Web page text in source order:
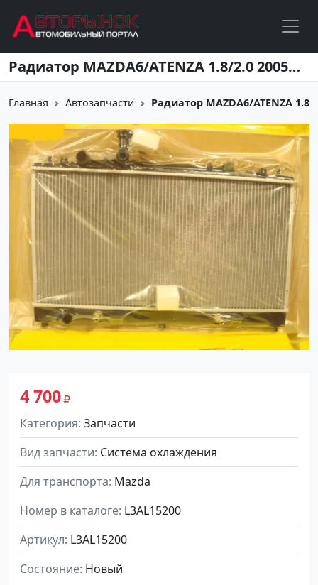
Перейти к основному содержанию Радиатор MAZDA6/ATENZA 1.8/2.0 2005-12 Краснодар
Главная Автозапчасти Радиатор MAZDA6/ATENZA
4 700
Категория Запчасти
Вид запчасти Система охлаждения
Для транспорта Mazda
Номер в каталоге L3AL15200
Артикул L3AL15200
Состояние Новый